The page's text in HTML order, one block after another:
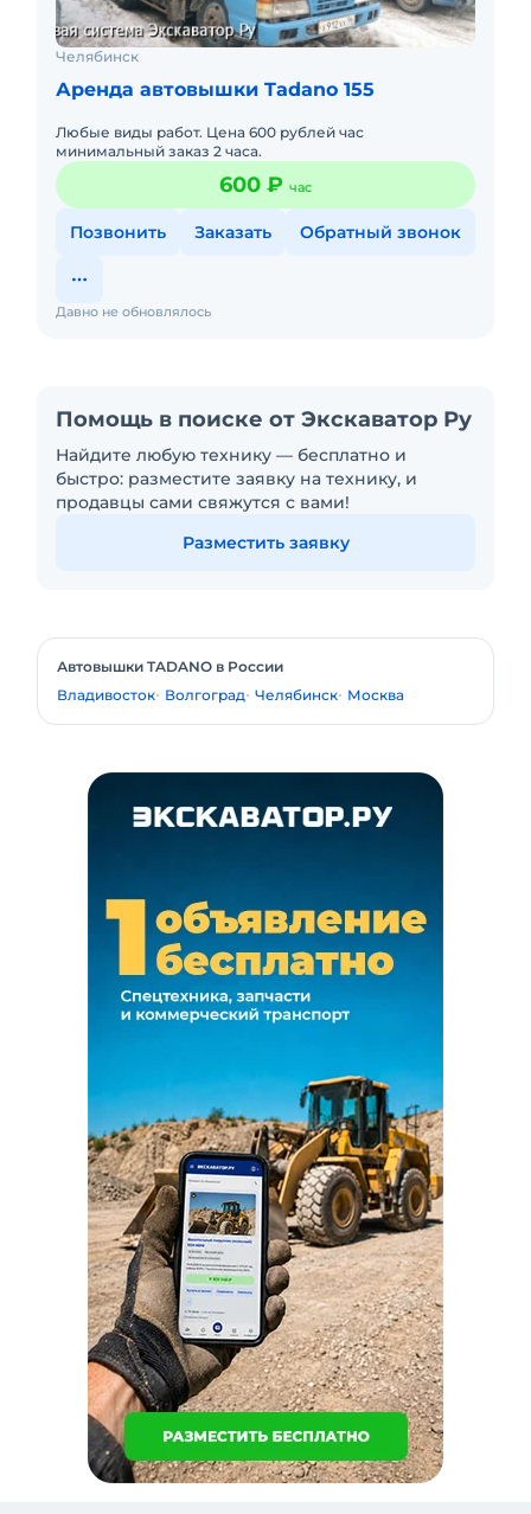
Челябинск
Аренда автовышки Tadano 155
Любые виды работ. Цена 600 рублей час
минимальный заказ 2 часа.
600 ₽ час
Позвонить Заказать Обратный звонок
Давно не обновлялось
Помощь в поиске от Экскаватор Ру
Найдите любую технику — бесплатно и
быстро: разместите заявку на технику, и
продавцы сами свяжутся с вами!
Разместить заявку
Автовышки TADANO в России
Владивосток Волгоград Челябинск Москва